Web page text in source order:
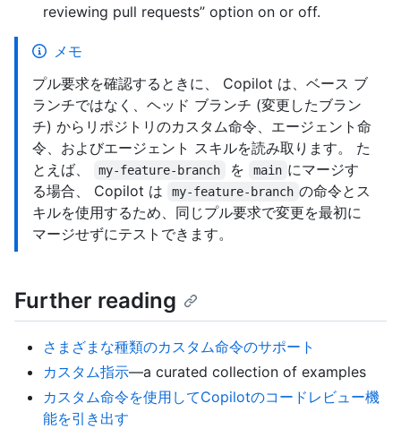
reviewing pull requests” option on or off.
メモ
プル要求を確認するときに、 Copilot は、ベース ブ
ランチではなく、ヘッド ブランチ (変更したブラン
チ) からリポジトリのカスタム命令、エージェント命
令、およびエージェント スキルを読み取ります。 た
とえば、
my-feature-branch を main にマージす
る場合、 Copilot は
my-feature-branch の命令とス
キルを使用するため、同じプル要求で変更を最初に
マージせずにテストできます。
Further reading
さまざまな種類のカスタム命令のサポート
カスタム指示—a curated collection of examples
カスタム命令を使用してCopilotのコードレビュー機
能を引き出す